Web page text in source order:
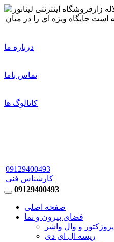
درباره ما
تماس باما
کاتالوگ ها
09129400493
کارشناس فنی
09129400493
صفحه اصلی
فضای بیرون و نما
پروژکتور و وال واشر
ریسه ال ای دی